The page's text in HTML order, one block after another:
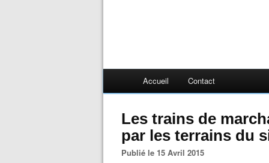
Accueil Contact
Les trains de
par les terrains du
Publié le 15 Avril 2015